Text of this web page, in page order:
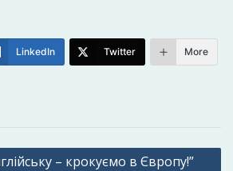
LinkedIn Twitter More
– крокуємо в Європу!”